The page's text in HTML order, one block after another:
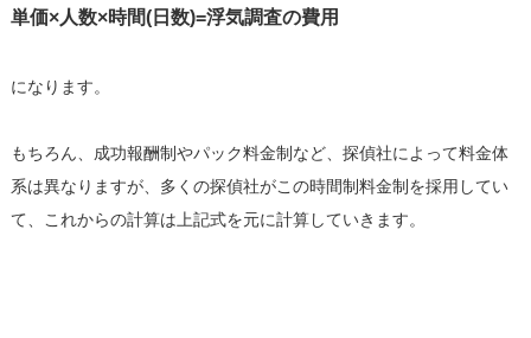
単価×人数×時間(日数)=浮気調査の費用
になります。
もちろん、成功報酬制やパック料金制など、探偵社によって料金体
系は異なりますが、多くの探偵社がこの時間制料金制を採用してい
て、これからの計算は上記式を元に計算していきます。